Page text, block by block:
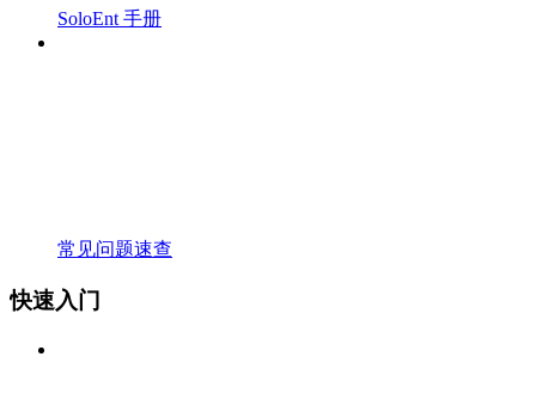
SoloEnt 手册
常见问题速查
快速入门